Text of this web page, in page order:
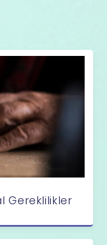
Gereklilikler